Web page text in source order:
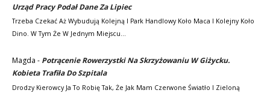
Urząd Pracy Podał Dane Za Lipiec
Trzeba Czekać Aż Wybudują Kolejną I Park Handlowy Koło Maca I Kolejny Koło
Dino. W Tym Że W Jednym Miejscu…
Magda - Potrącenie Rowerzystki Na Skrzyżowaniu W Giżycku.
Kobieta Trafiła Do Szpitala
Drodzy Kierowcy Ja To Robię Tak, Że Jak Mam Czerwone Światło I Zieloną